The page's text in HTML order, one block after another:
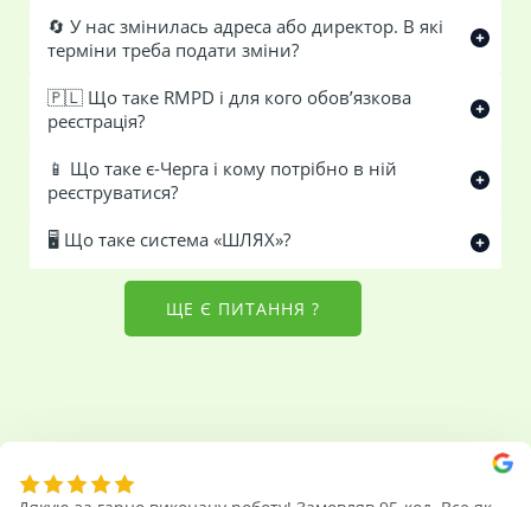
🔄 У нас змінилась адреса або директор. В які
терміни треба подати зміни?
🇵🇱 Що таке RMPD і для кого обов’язкова
реєстрація?
📱 Що таке є-Черга і кому потрібно в ній
реєструватися?
🖥️ Що таке система «ШЛЯХ»?
ЩЕ Є ПИТАННЯ ?